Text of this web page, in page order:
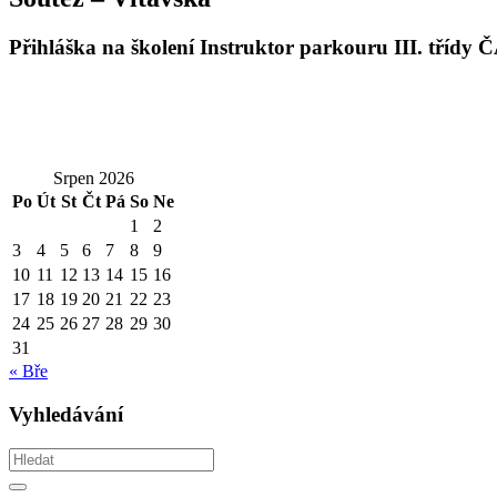
Přihláška na školení Instruktor parkouru III. třídy
Srpen 2026
Po Út St Čt Pá So Ne
1
2
3
4 5 6 7 8
9
10 11 12 13 14 15 16
17 18 19 20 21 22 23
24 25 26 27 28 29 30
31
« Bře
Vyhledávání
Vyhledávám